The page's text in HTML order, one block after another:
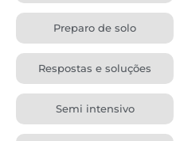
Preparo de solo
Respostas e soluções
Semi intensivo